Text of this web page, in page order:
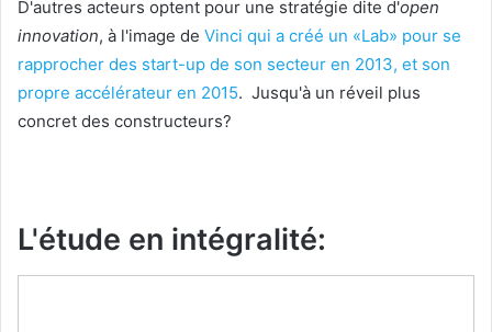
D'autres acteurs optent pour une stratégie dite d'open
innovation, à l'image de Vinci qui a créé un «Lab» pour se
rapprocher des start-up de son secteur en 2013, et son
propre accélérateur en 2015. Jusqu'à un réveil plus
concret des constructeurs?
L'étude en intégralité: